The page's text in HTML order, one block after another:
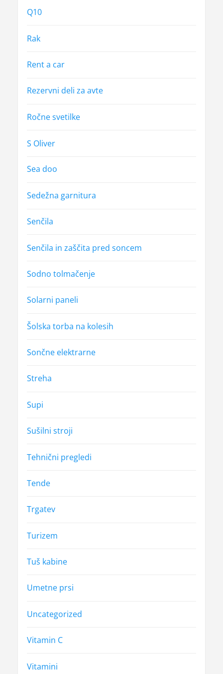
Q10
Rak
Rent a car
Rezervni deli za avte
Ročne svetilke
S Oliver
Sea doo
Sedežna garnitura
Senčila
Senčila in zaščita pred soncem
Sodno tolmačenje
Solarni paneli
Šolska torba na kolesih
Sončne elektrarne
Streha
Supi
Sušilni stroji
Tehnični pregledi
Tende
Trgatev
Turizem
Tuš kabine
Umetne prsi
Uncategorized
Vitamin C
Vitamini